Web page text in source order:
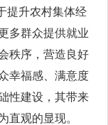
提升农村集体经
多群众提供就业
秩序，营造良好
幸福感、满意度
性建设，其带来
直观的显现。